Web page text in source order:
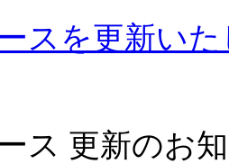
スを更新い
ス 更新のお